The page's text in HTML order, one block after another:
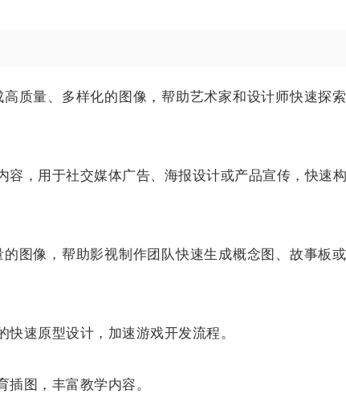
质量、多样化的图像，帮助艺术家和设计师快速探
容，用于社交媒体广告、海报设计或产品宣传，快速
图像，帮助影视制作团队快速生成概念图、故事板
速原型设计，加速游戏开发流程。
图，丰富教学内容。